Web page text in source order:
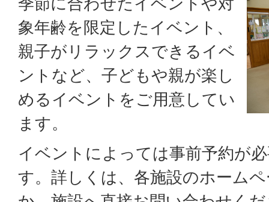
象年齢を限定したイベント、
親子がリラックスできるイベ
ントなど、子どもや親が楽し
めるイベントをご用意してい
ます。
イベントによっては事前予約が
す。詳しくは、各施設のホーム